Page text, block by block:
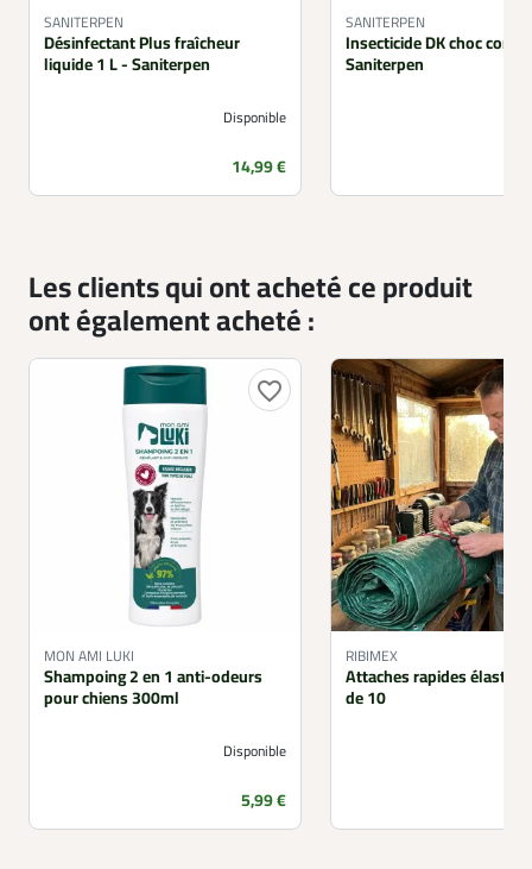
SANITERPEN
Désinfectant Plus fraîcheur
liquide 1 L - Saniterpen
Disponible
Prix
14,99 €
SANITERPEN
Insecticide DK choc
Saniterpen
Les clients qui ont acheté ce produit
ont également acheté :
favorite_border
MON AMI LUKI
Shampoing 2 en 1 anti-odeurs
pour chiens 300ml
Disponible
Prix
5,99 €
RIBIMEX
Attaches rapides
de 10